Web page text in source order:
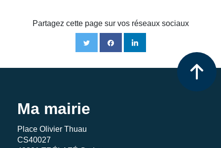
Partagez cette page sur vos réseaux sociaux
Ma mairie
Place Olivier Thuau
CS40027